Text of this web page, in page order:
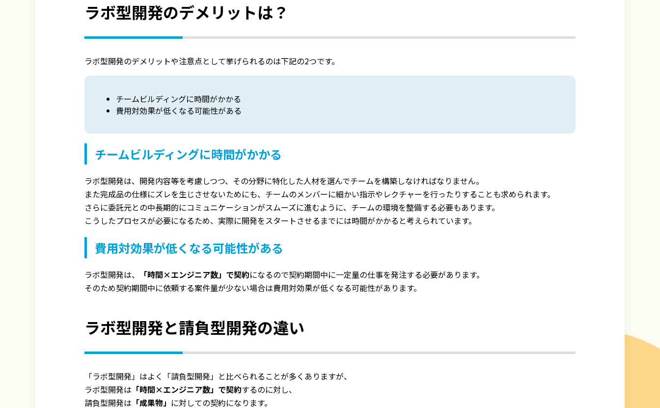
ラボ型開発のデメリットは？
ラボ型開発のデメリットや注意点として挙げられるのは下記の2つです。
チームビルディングに時間がかかる
費用対効果が低くなる可能性がある
チームビルディングに時間がかかる
ラボ型開発は、開発内容等を考慮しつつ、その分野に特化した人材を選んでチームを構築しなければなりません。
また完成品の仕様にズレを生じさせないためにも、チームのメンバーに細かい指示やレクチャーを行ったりすることも求められます。
さらに委託元との中長期的にコミュニケーションがスムーズに進むように、チームの環境を整備する必要もあります。
こうしたプロセスが必要になるため、実際に開発をスタートさせるまでには時間がかかると考えられています。
費用対効果が低くなる可能性がある
ラボ型開発は、 「時間×エンジニア数」で契約になるので契約期間中に一定量の仕事を発注する必要があります。
そのため契約期間中に依頼する案件量が少ない場合は費用対効果が低くなる可能性があります。
ラボ型開発と請負型開発の違い
「ラボ型開発」はよく「請負型開発」と比べられることが多くありますが、
ラボ型開発は 「時間×エンジニア数」で契約するのに対し、
請負型開発は 「成果物」 に対しての契約になります。